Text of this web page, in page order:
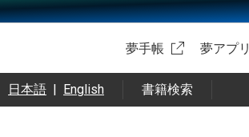
夢手帳 夢アプリ
日本語 | English 書籍検索